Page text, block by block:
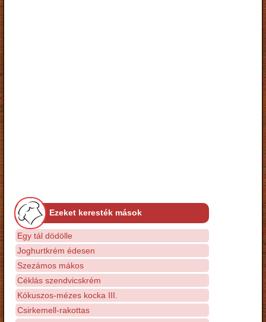
Ezeket keresték mások
Egy tál dödölle
Joghurtkrém édesen
Szezámos mákos
Céklás szendvicskrém
Kókuszos-mézes kocka III.
Csirkemell-rakottas